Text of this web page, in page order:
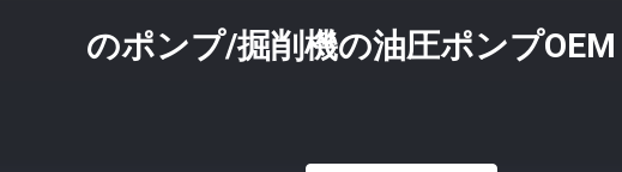
のポンプ/掘削機の油圧ポンプOEM